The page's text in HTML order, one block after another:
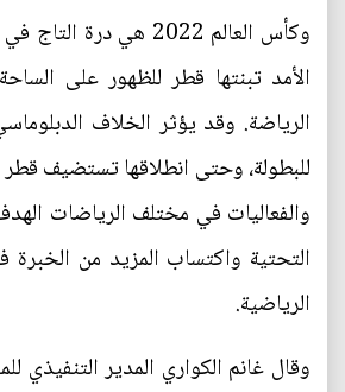
وكأس العالم 2022 هي
الأمد تبنتها قطر للظهور على
الرياضة. وقد يؤثر الخلاف
للبطولة، وحتى انطلاقها تستضيف قطر
والفعاليات في مختلف الرياضات
التحتية واكتساب المزيد من الخبرة
الرياضية.
وقال غانم الكواري المدير التنفيذي